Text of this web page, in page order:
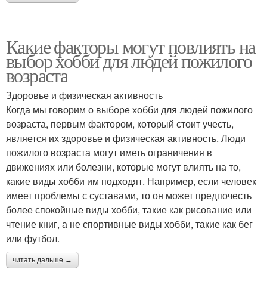
Какие факторы могут повлиять на
выбор хобби для людей пожилого
возраста
Здоровье и физическая активность
Когда мы говорим о выборе хобби для людей пожилого
возраста, первым фактором, который стоит учесть,
является их здоровье и физическая активность. Люди
пожилого возраста могут иметь ограничения в
движениях или болезни, которые могут влиять на то,
какие виды хобби им подходят. Например, если человек
имеет проблемы с суставами, то он может предпочесть
более спокойные виды хобби, такие как рисование или
чтение книг, а не спортивные виды хобби, такие как бег
или футбол.
читать дальше →